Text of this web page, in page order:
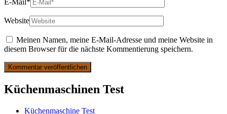
Website
Meinen Namen, meine E-Mail-Adresse und meine Website in
diesem Browser für die nächste Kommentierung speichern.
Küchenmaschinen Test
Küchenmaschine Test